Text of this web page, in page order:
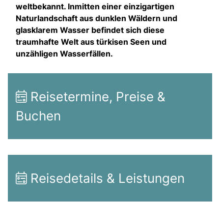
weltbekannt. Inmitten einer einzigartigen
Naturlandschaft aus dunklen Wäldern und
glasklarem Wasser befindet sich diese
traumhafte Welt aus türkisen Seen und
unzähligen Wasserfällen.
Reisetermine, Preise &
Buchen
Reisedetails & Leistungen